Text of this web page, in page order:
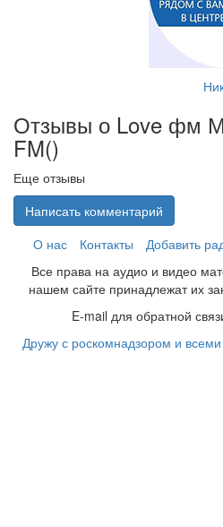
Отзывы о Love фм
FM()
Еще отзывы
Написать комментарий
О нас
Контакты Добавить
Все права на аудио и видео
нашем сайте принадлежат их
E-mail для обратной
Дружу с роскомнадзором и